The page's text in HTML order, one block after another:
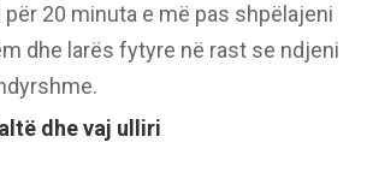
20 minuta e më pas shpëlajeni
dhe larës fytyre në rast se ndjeni
dhe vaj ulliri